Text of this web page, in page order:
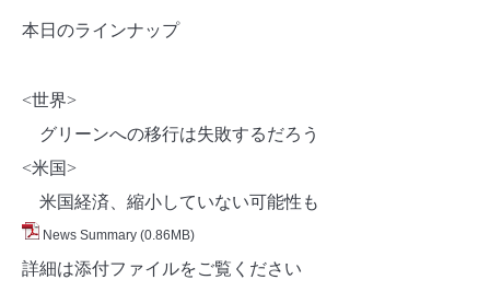
本日のラインナップ
<世界>
グリーンへの移行は失敗するだろう
<米国>
米国経済、縮小していない可能性も
News Summary (0.86MB)
詳細は添付ファイルをご覧ください